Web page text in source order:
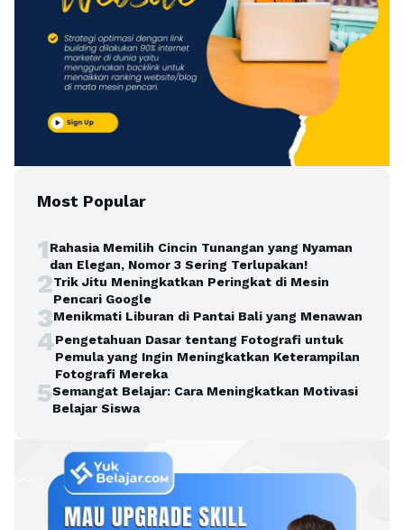
Most Popular
1Rahasia Memilih Cincin Tunangan yang Nyaman
dan Elegan, Nomor 3 Sering Terlupakan!
2Trik Jitu Meningkatkan Peringkat di Mesin
Pencari Google
3Menikmati Liburan di Pantai Bali yang Menawan
4Pengetahuan Dasar tentang Fotografi untuk
Pemula yang Ingin Meningkatkan Keterampilan
Fotografi Mereka
5Semangat Belajar: Cara Meningkatkan Motivasi
Belajar Siswa